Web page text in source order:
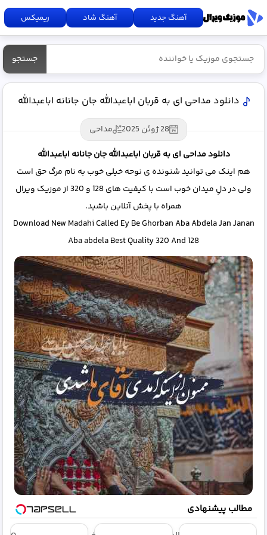
آهنگ جدید آهنگ شاد ریمیکس
جستجو
دانلود مداحی ای به قربان اباعبدالله جان جانانه اباعبدالله
28 ژوئن 2025
مداحی
دانلود مداحی ای به قربان اباعبدالله جان جانانه اباعبدالله
هم اینک می توانید شنونده ی نوحه خیلی خوب به نام مرگ حق است
ولی در دلِ میدان خوب است با کیفیت های 128 و 320 از موزیک ویرال
همراه با پخش آنلاین باشید.
Download New Madahi Called Ey Be Ghorban Aba Abdela Jan Janan
Aba abdela Best Quality 320 And 128
مطالب پیشنهادی